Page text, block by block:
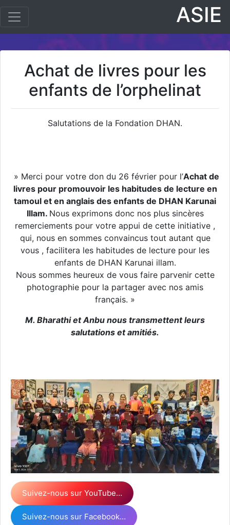
ASIE
Achat de livres pour les
enfants de l’orphelinat
Salutations de la Fondation DHAN.
» Merci pour votre don du 26 février pour l’Achat de
livres pour promouvoir les habitudes de lecture en
tamoul et en anglais des enfants de DHAN Karunai
Illam. Nous exprimons donc nos plus sincères
remerciements pour votre appui de cette initiative ,
qui, nous en sommes convaincus tout autant que
vous , facilitera les habitudes de lecture pour les
enfants de DHAN Karunai illam.
Nous sommes heureux de vous faire parvenir cette
photographie pour la partager avec nos amis
français. »
M. Bharathi et Anbu nous transmettent leurs
salutations et amitiés.
Suivez-nous sur YouTube…
Suivez-nous sur Facebook…